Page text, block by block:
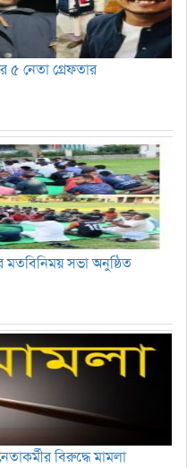
৫ নেতা গ্রেফতার
মতবিনিময় সভা অনুষ্ঠিত
বিরুদ্ধে মামলা